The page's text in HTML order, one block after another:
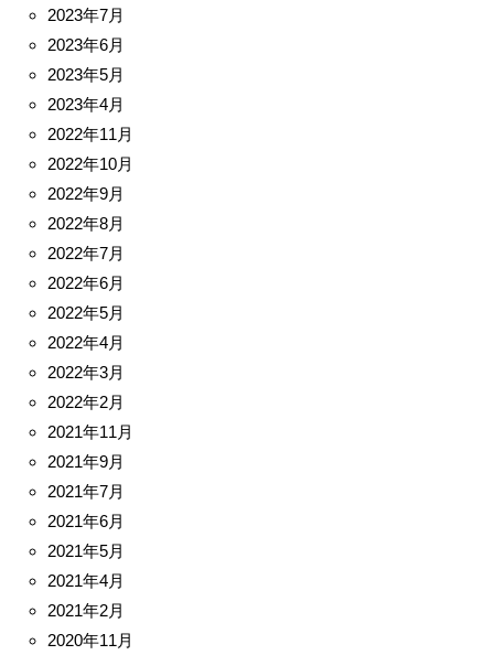
2023年7月
2023年6月
2023年5月
2023年4月
2022年11月
2022年10月
2022年9月
2022年8月
2022年7月
2022年6月
2022年5月
2022年4月
2022年3月
2022年2月
2021年11月
2021年9月
2021年7月
2021年6月
2021年5月
2021年4月
2021年2月
2020年11月